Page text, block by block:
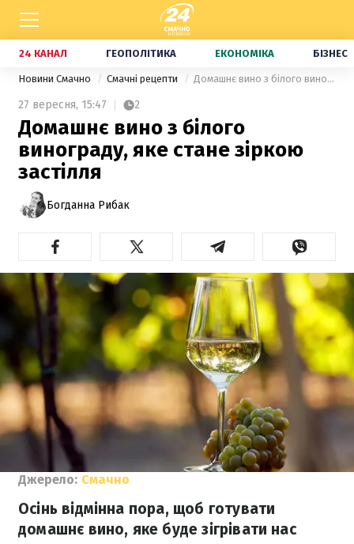
24 КАНАЛ ГЕОПОЛІТИКА ЕКОНОМІКА БІЗНЕС
Новини Смачно Смачні рецепти Домашнє вино з білого винограду, яке стане зіркою застілля
27 вересня, 15:47 2
Домашнє вино з білого
винограду, яке стане зіркою
застілля
Богданна Рибак
Джерело: Смачно
Осінь відмінна пора, щоб готувати
домашнє вино, яке буде зігрівати нас